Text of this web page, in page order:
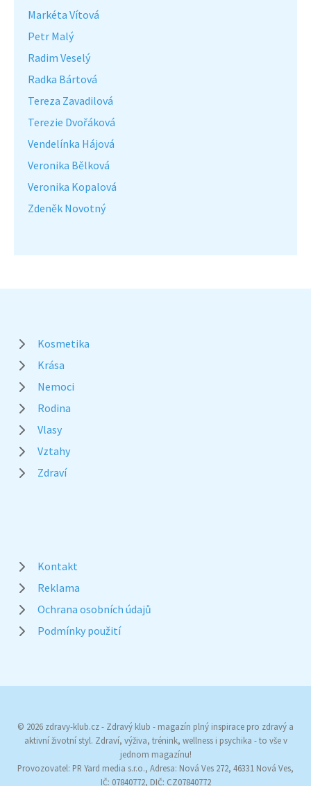
Markéta Vítová
Petr Malý
Radim Veselý
Radka Bártová
Tereza Zavadilová
Terezie Dvořáková
Vendelínka Hájová
Veronika Bělková
Veronika Kopalová
Zdeněk Novotný
Kosmetika
Krása
Nemoci
Rodina
Vlasy
Vztahy
Zdraví
Kontakt
Reklama
Ochrana osobních údajů
Podmínky použití
© 2026 zdravy-klub.cz - Zdravý klub - magazín plný inspirace pro zdravý a
aktivní životní styl. Zdraví, výživa, trénink, wellness i psychika - to vše v
jednom magazínu!
Provozovatel: PR Yard media s.r.o., Adresa: Nová Ves 272, 46331 Nová Ves,
IČ: 07840772, DIČ: CZ07840772